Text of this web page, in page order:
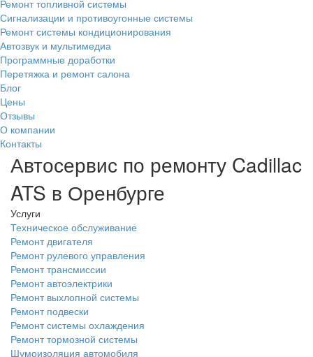
Ремонт топливной системы
Сигнализации и противоугонные системы
Ремонт системы кондиционирования
Автозвук и мультимедиа
Программные доработки
Перетяжка и ремонт салона
Блог
Цены
Отзывы
О компании
Контакты
Автосервис по ремонту Cadillac
ATS в Оренбурге
Услуги
Техническое обслуживание
Ремонт двигателя
Ремонт рулевого управления
Ремонт трансмиссии
Ремонт автоэлектрики
Ремонт выхлопной системы
Ремонт подвески
Ремонт системы охлаждения
Ремонт тормозной системы
Шумоизоляция автомобиля